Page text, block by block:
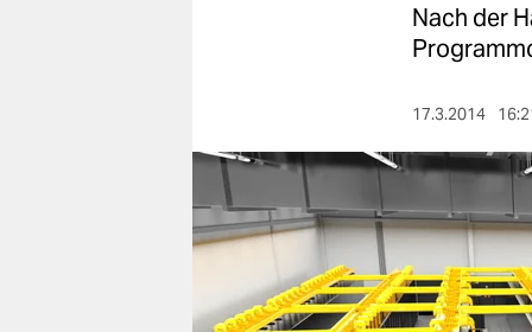
berlin
nord
wahrheit
Nach der
17.3.2014